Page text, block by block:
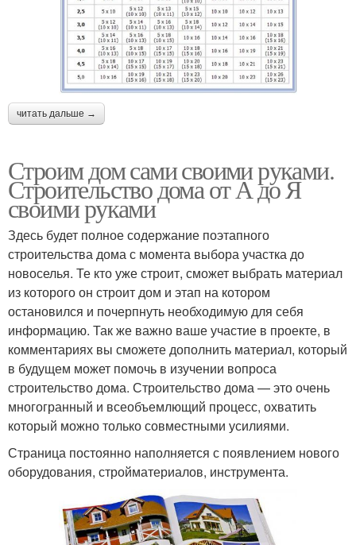
читать дальше →
Строим дом сами своими руками.
Строительство дома от А до Я
своими руками
Здесь будет полное содержание поэтапного
строительства дома с момента выбора участка до
новоселья. Те кто уже строит, сможет выбрать материал
из которого он строит дом и этап на котором
остановился и почерпнуть необходимую для себя
информацию. Так же важно ваше участие в проекте, в
комментариях вы сможете дополнить материал, который
в будущем может помочь в изучении вопроса
строительство дома. Строительство дома — это очень
многогранный и всеобъемлющий процесс, охватить
который можно только совместными усилиями.
Страница постоянно наполняется с появлением нового
оборудования, стройматериалов, инструмента.